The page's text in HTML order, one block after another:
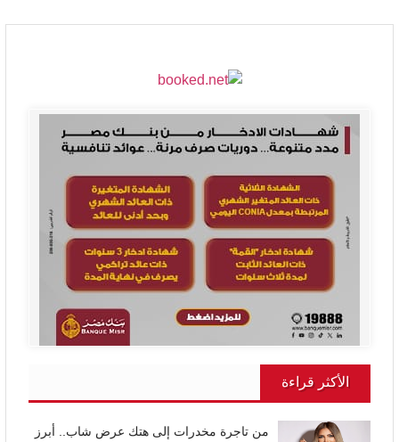
الأكثر قراءة
من تاجرة مخدرات إلى هتك عرض شاب.. أبرز